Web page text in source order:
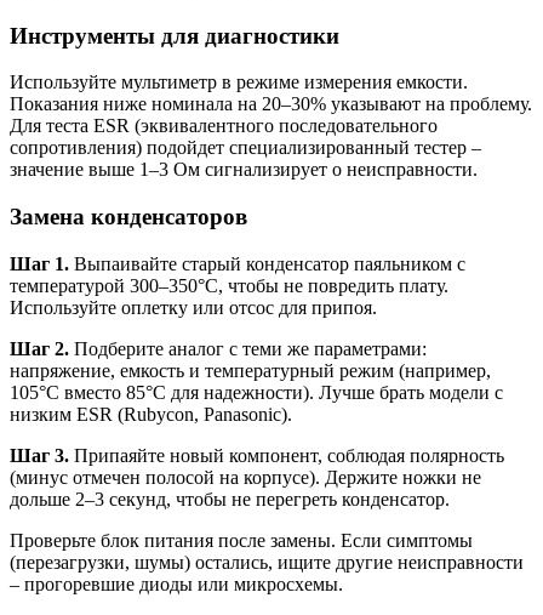
Инструменты для диагностики
Используйте мультиметр в режиме измерения емкости.
Показания ниже номинала на 20–30% указывают на проблему.
Для теста ESR (эквивалентного последовательного
сопротивления) подойдет специализированный тестер –
значение выше 1–3 Ом сигнализирует о неисправности.
Замена конденсаторов
Шаг 1. Выпаивайте старый конденсатор паяльником с
температурой 300–350°C, чтобы не повредить плату.
Используйте оплетку или отсос для припоя.
Шаг 2. Подберите аналог с теми же параметрами:
напряжение, емкость и температурный режим (например,
105°C вместо 85°C для надежности). Лучше брать модели с
низким ESR (Rubycon, Panasonic).
Шаг 3. Припаяйте новый компонент, соблюдая полярность
(минус отмечен полосой на корпусе). Держите ножки не
дольше 2–3 секунд, чтобы не перегреть конденсатор.
Проверьте блок питания после замены. Если симптомы
(перезагрузки, шумы) остались, ищите другие неисправности
– прогоревшие диоды или микросхемы.